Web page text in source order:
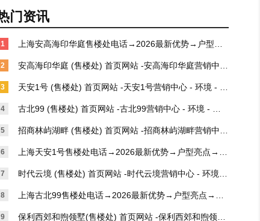
门资讯
1
上海安高海印华庭售楼处电话→2026最新优势→户型亮
网站-周边配套→项目概况
2
安高海印华庭 (售楼处) 首页网站 -安高海印华庭营销中心
配套 - 电话 -周边-得房率
3
天安1号 (售楼处) 首页网站 -天安1号营销中心 - 环境 - 户
话 -周边-得房率
4
古北99 (售楼处) 首页网站 -古北99营销中心 - 环境 - 户
话 -周边-得房率
5
招商林屿湖畔 (售楼处) 首页网站 -招商林屿湖畔营销中心
配套 - 电话 -周边-得房率
6
上海天安1号售楼处电话→2026最新优势→户型亮点→产
套→项目概况
7
时代云境 (售楼处) 首页网站 -时代云境营销中心 - 环境 -
电话 -周边-得房率
8
上海古北99售楼处电话→2026最新优势→户型亮点→产
9
保利西郊和煦领墅(售楼处) 首页网站 -保利西郊和煦领墅